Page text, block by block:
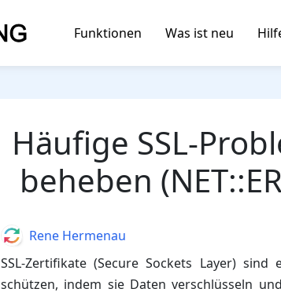
Funktionen Was ist neu
Häufige SSL-
beheben
SSL-Zertifikate (Secure Sockets Layer)
schützen, indem sie Daten verschlüsseln
AuthorRene Hermenau